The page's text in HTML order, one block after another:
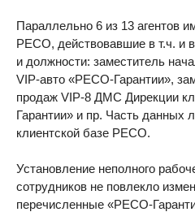
Параллельно 6 из 13 агентов
РЕСО, действовавшие в т.ч. и
и должности: заместитель
VIP-авто «РЕСО-Гарантии»,
продаж VIP-8 ДМС Дирекции
Гарантии» и пр. Часть данных
клиентской базе РЕСО.
Установление неполного
сотрудников не повлекло
перечисленные «РЕСО-